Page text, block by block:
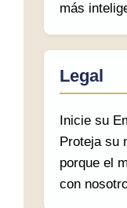
más
Legal
Inicie su
Proteja su
porque el
con